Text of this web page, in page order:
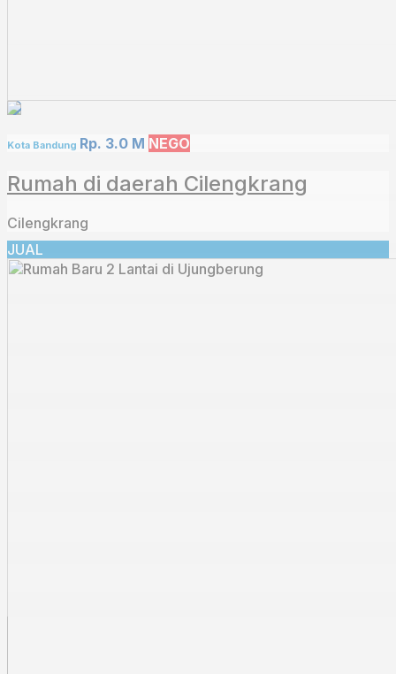
Kota Bandung Rp. 3.0 M NEGO
Rumah di daerah Cilengkrang
Cilengkrang
JUAL